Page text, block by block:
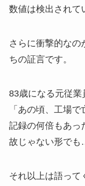
数値は検出されて
さらに衝撃的なの
ちの証言です。
83歳になる元従業
「あの頃、工場
記録の何倍もあ
故じゃない形でも
それ以上は語って